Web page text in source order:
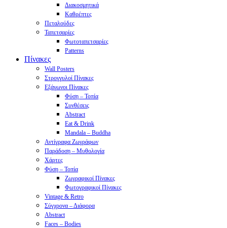
Διακοσμητικά
Καθρέπτες
Πεταλούδες
Ταπετσαρίες
Φωτοταπετσαρίες
Patterns
Πίνακες
Wall Posters
Στρογγυλοί Πίνακες
Εξάγωνοι Πίνακες
Φύση – Τοπία
Συνθέσεις
Abstract
Eat & Drink
Mandala – Buddha
Αντίγραφα Ζωγράφων
Παράδοση – Μυθολογία
Χάρτες
Φύση – Τοπία
Ζωγραφικοί Πίνακες
Φωτογραφικοί Πίνακες
Vintage & Retro
Σύγχρονα – Διάφορα
Abstract
Faces – Bodies